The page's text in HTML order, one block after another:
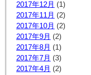
2017年12月 (1)
2017年11月 (2)
2017年10月 (2)
2017年9月 (2)
2017年8月 (1)
2017年7月 (3)
2017年4月 (2)